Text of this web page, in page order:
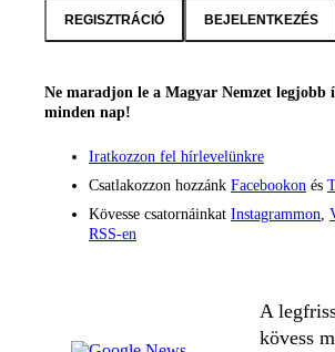
REGISZTRÁCIÓ BEJELENTKEZÉS
Ne maradjon le a Magyar Nemzet legjobb
minden nap!
Iratkozzon fel hírlevelünkre
Csatlakozzon hozzánk Facebookon és
Kövesse csatornáinkat Instagrammon,
RSS-en
A
kövess